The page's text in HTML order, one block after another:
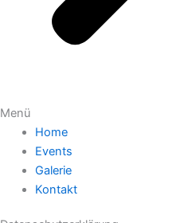
Menü
Home
Events
Galerie
Kontakt